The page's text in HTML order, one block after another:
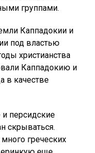
группами.
Каппадокии и
под властью
христианства
Каппадокию и
в качестве
персидские
скрываться.
греческих